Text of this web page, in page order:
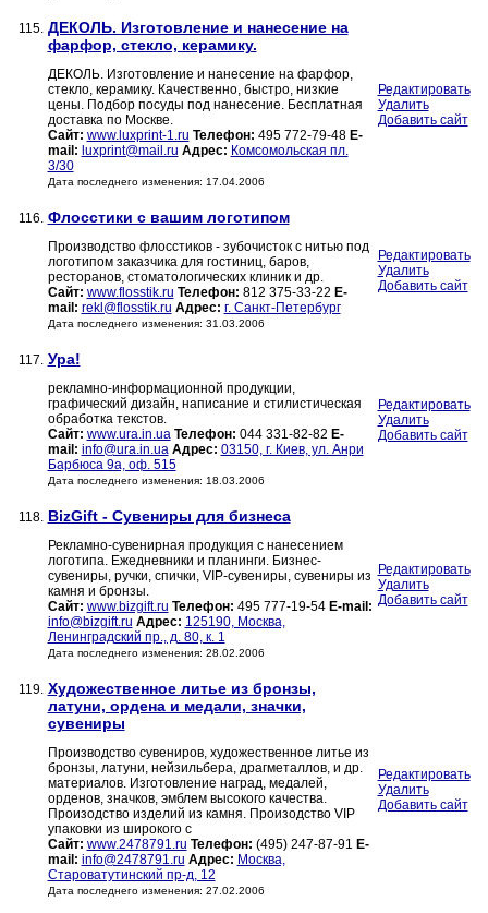
115. ДЕКОЛЬ. Изготовление и нанесение на
фарфор, стекло, керамику.
ДЕКОЛЬ. Изготовление и нанесение на фарфор,
стекло, керамику. Качественно, быстро, низкие
цены. Подбор посуды под нанесение. Бесплатная
доставка по Москве.
Сайт: www.luxprint-1.ru Телефон: 495 772-79-48 E-
mail: luxprint@mail.ru Адрес: Комсомольская пл.
3/30
Дата последнего изменения: 17.04.2006
Редактировать
Удалить
Добавить сайт
116. Флосстики с вашим логотипом
Производство флосстиков - зубочисток с нитью под
логотипом заказчика для гостиниц, баров,
ресторанов, стоматологических клиник и др.
Сайт: www.flosstik.ru Телефон: 812 375-33-22 E-
mail: rekl@flosstik.ru Адрес: г. Санкт-Петербург
Дата последнего изменения: 31.03.2006
Редактировать
Удалить
Добавить сайт
117. Ура!
рекламно-информационной продукции,
графический дизайн, написание и стилистическая
обработка текстов.
Сайт: www.ura.in.ua Телефон: 044 331-82-82 E-
mail: info@ura.in.ua Адрес: 03150, г. Киев, ул. Анри
Барбюса 9а, оф. 515
Дата последнего изменения: 18.03.2006
Редактировать
Удалить
Добавить сайт
118. BizGift - Сувениры для бизнеса
Рекламно-сувенирная продукция с нанесением
логотипа. Ежедневники и планинги. Бизнес-
сувениры, ручки, спички, VIP-сувениры, сувениры из
камня и бронзы.
Сайт: www.bizgift.ru Телефон: 495 777-19-54 E-mail:
info@bizgift.ru Адрес: 125190, Москва,
Ленинградский пр., д. 80, к. 1
Дата последнего изменения: 28.02.2006
Редактировать
Удалить
Добавить сайт
119. Художественное литье из бронзы,
латуни, ордена и медали, значки,
сувениры
Производство сувениров, художественное литье из
бронзы, латуни, нейзильбера, драгметаллов, и др.
материалов. Изготовление наград, медалей,
орденов, значков, эмблем высокого качества.
Произодство изделий из камня. Произодство VIP
упаковки из широкого с
Сайт: www.2478791.ru Телефон: (495) 247-87-91 E-
mail: info@2478791.ru Адрес: Москва,
Староватутинский пр-д, 12
Дата последнего изменения: 27.02.2006
Редактировать
Удалить
Добавить сайт